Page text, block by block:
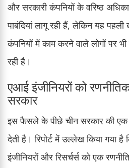
और सरकारी कंपनियों के वरिष्ठ
पाबंदियां लागू रही हैं, लेकिन यह
कंपनियों में काम करने वाले लोगों पर
रही है।
एआई इंजीनियरों को
सरकार
इस फैसले के पीछे चीन सरकार की एक
देती है। रिपोर्ट में उल्लेख किया गया
इंजीनियरों और रिसर्चर्स को एक